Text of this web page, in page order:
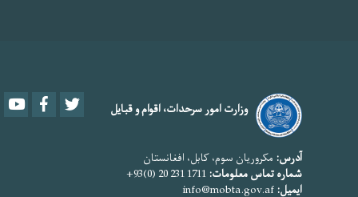
وزارت امور سرحدات، اقوام و قبایل Youtube Facebook Twitter
آدرس: مکروریان سوم، کابل، افغانستان
شماره تماس معلومات:
ایمیل: